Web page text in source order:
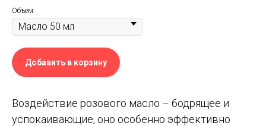
Объём:
Добавить в корзину
Воздействие розового масло – бодрящее и
успокаивающие, оно особенно эффективно